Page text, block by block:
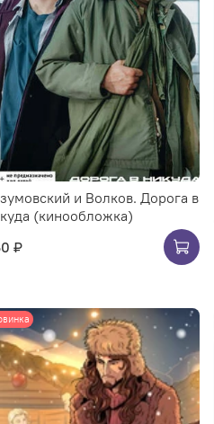
и Волков. Дорога в
(кинообложка)
₽